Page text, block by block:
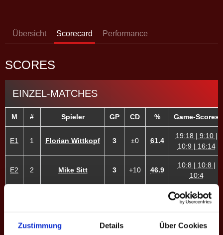
Zustimmung Details Über Cookies
Übersicht Scorecard Performance
SCORES
EINZEL-MATCHES
M # Spieler GP CD % Game-Scores
E1 1 Florian Wittkopf 3 ±0 61.4
19:18 | 9:10 |
10:9 | 16:14
E2 2 Mike Sitt 3 +10 46.9
10:8 | 10:8 |
10:4
8:10 | 10:3 |
10:6 | 10:9
E4 4 Ingo Stephan 3 45.5
10:7 | 10:8 |